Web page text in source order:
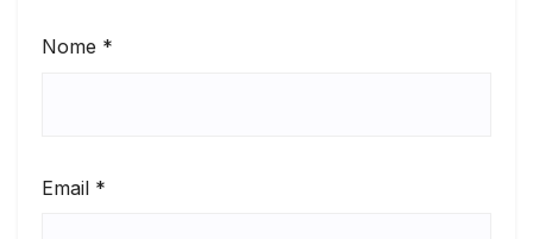
Nome *
Email *